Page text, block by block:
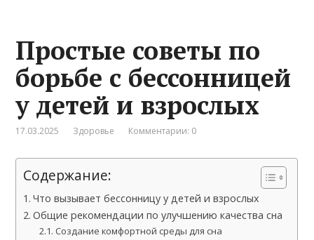
Простые советы по
борьбе с бессонницей
у детей и взрослых
17.03.2025 Здоровье Комментарии: 0
Содержание:
Что вызывает бессонницу у детей и взрослых
Общие рекомендации по улучшению качества сна
Создание комфортной среды для сна